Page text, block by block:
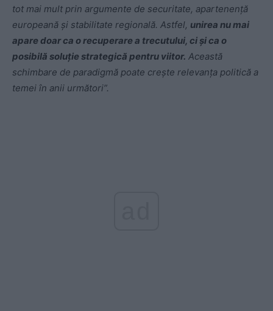
tot mai mult prin argumente de securitate, apartenenţă
europeană şi stabilitate regională. Astfel, unirea nu mai
apare doar ca o recuperare a trecutului, ci şi ca o
posibilă soluţie strategică pentru viitor. Această
schimbare de paradigmă poate creşte relevanţa politică a
temei în anii următori”.